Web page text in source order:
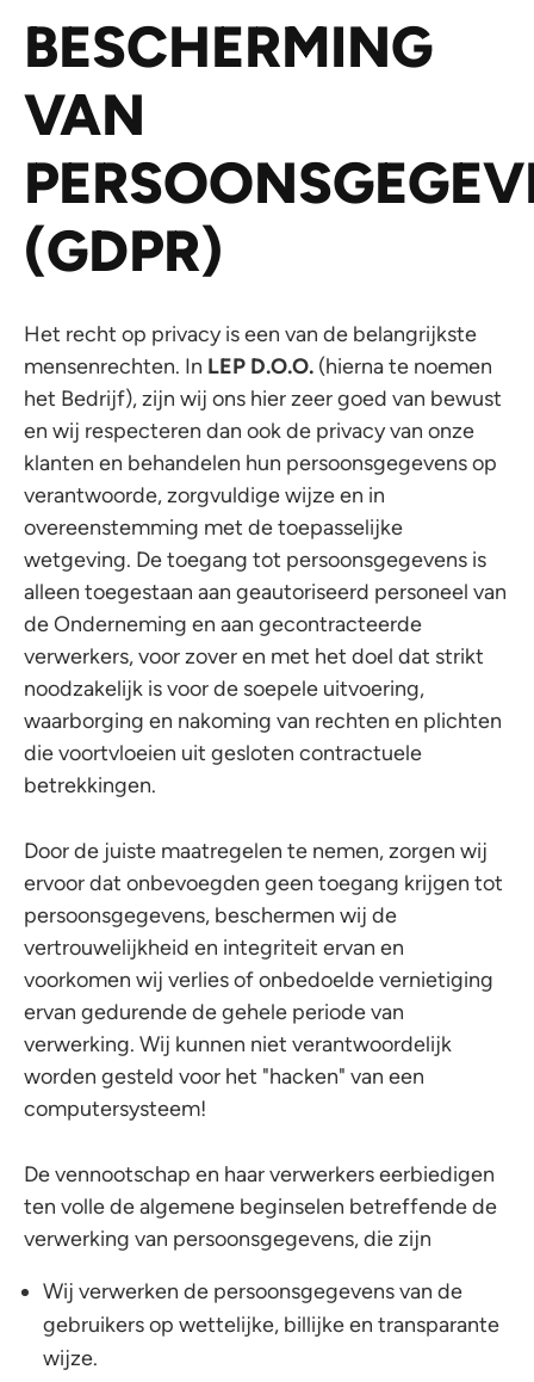
BESCHERMING
VAN
(GDPR)
Het recht op privacy is een van de belangrijkste
mensenrechten. In LEP D.O.O. (hierna te noemen
het Bedrijf), zijn wij ons hier zeer goed van bewust
en wij respecteren dan ook de privacy van onze
klanten en behandelen hun persoonsgegevens op
verantwoorde, zorgvuldige wijze en in
overeenstemming met de toepasselijke
wetgeving. De toegang tot persoonsgegevens is
alleen toegestaan aan geautoriseerd personeel van
de Onderneming en aan gecontracteerde
verwerkers, voor zover en met het doel dat strikt
noodzakelijk is voor de soepele uitvoering,
waarborging en nakoming van rechten en plichten
die voortvloeien uit gesloten contractuele
betrekkingen.
Door de juiste maatregelen te nemen, zorgen wij
ervoor dat onbevoegden geen toegang krijgen tot
persoonsgegevens, beschermen wij de
vertrouwelijkheid en integriteit ervan en
voorkomen wij verlies of onbedoelde vernietiging
ervan gedurende de gehele periode van
verwerking. Wij kunnen niet verantwoordelijk
worden gesteld voor het "hacken" van een
computersysteem!
De vennootschap en haar verwerkers eerbiedigen
ten volle de algemene beginselen betreffende de
verwerking van persoonsgegevens, die zijn
Wij verwerken de persoonsgegevens van de
gebruikers op wettelijke, billijke en transparante
wijze.